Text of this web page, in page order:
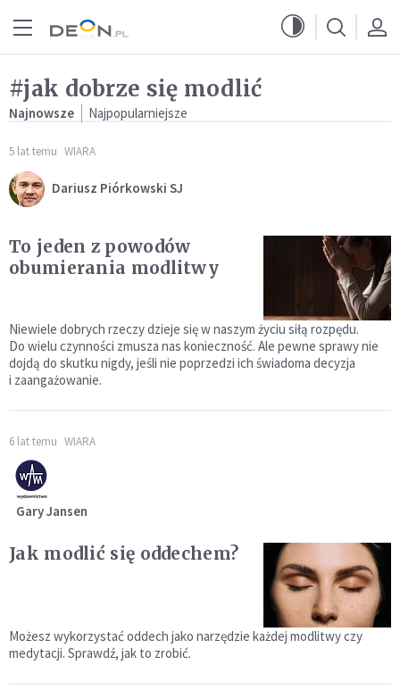
#jak dobrze się modlić
Najnowsze Najpopularniejsze
5 lat temu WIARA
Dariusz Piórkowski SJ
To jeden z powodów
obumierania modlitwy
Niewiele dobrych rzeczy dzieje się w naszym życiu siłą rozpędu.
Do wielu czynności zmusza nas konieczność. Ale pewne sprawy nie
dojdą do skutku nigdy, jeśli nie poprzedzi ich świadoma decyzja
i zaangażowanie.
6 lat temu WIARA
Gary Jansen
Jak modlić się oddechem?
Możesz wykorzystać oddech jako narzędzie każdej modlitwy czy
medytacji. Sprawdź, jak to zrobić.